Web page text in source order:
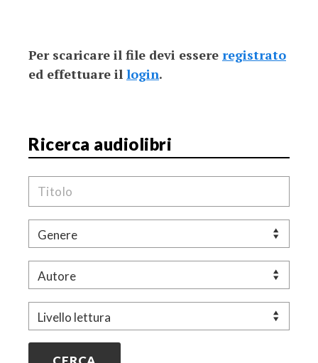
Per scaricare il file devi essere registrato
ed effettuare il login.
Ricerca audiolibri